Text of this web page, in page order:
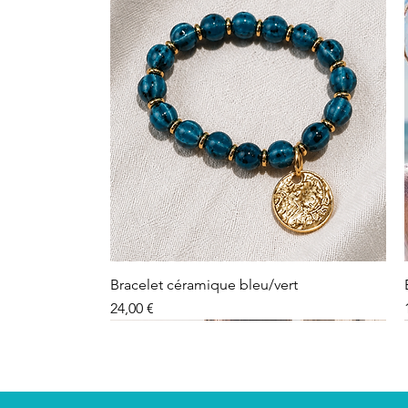
Bracelet céramique bleu/vert
Preis
24,00 €